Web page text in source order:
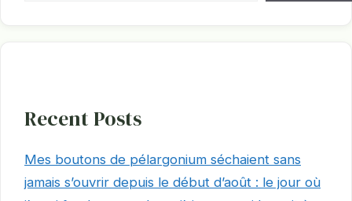
Recent Posts
Mes boutons de pélargonium séchaient sans
jamais s’ouvrir depuis le début d’août : le jour où